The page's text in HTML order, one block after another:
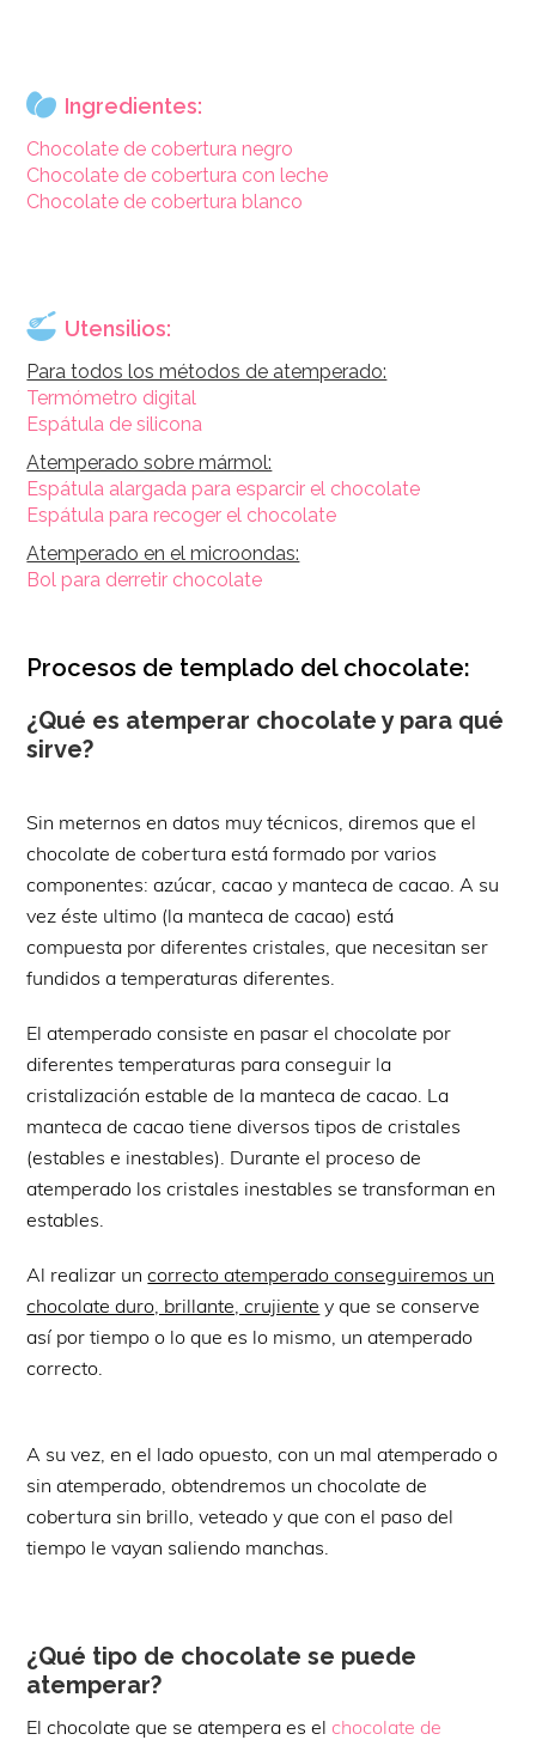
Ingredientes:
Chocolate de cobertura negro
Chocolate de cobertura con leche
Chocolate de cobertura blanco
Utensilios:
Para todos los métodos de atemperado:
Termómetro digital
Espátula de silicona
Atemperado sobre mármol:
Espátula alargada para esparcir el chocolate
Espátula para recoger el chocolate
Atemperado en el microondas:
Bol para derretir chocolate
Procesos de templado del chocolate:
¿Qué es atemperar chocolate y para qué
sirve?
Sin meternos en datos muy técnicos, diremos que el
chocolate de cobertura está formado por varios
componentes: azúcar, cacao y manteca de cacao. A su
vez éste ultimo (la manteca de cacao) está
compuesta por diferentes cristales, que necesitan ser
fundidos a temperaturas diferentes.
El atemperado consiste en pasar el chocolate por
diferentes temperaturas para conseguir la
cristalización estable de la manteca de cacao. La
manteca de cacao tiene diversos tipos de cristales
(estables e inestables). Durante el proceso de
atemperado los cristales inestables se transforman en
estables.
Al realizar uncorrecto atemperado conseguiremos un
chocolate duro, brillante, crujiente y que se conserve
así por tiempo o lo que es lo mismo, un atemperado
correcto.
A su vez, en el lado opuesto, con un mal atemperado o
sin atemperado, obtendremos un chocolate de
cobertura sin brillo, veteado y que con el paso del
tiempo le vayan saliendo manchas.
¿Qué tipo de chocolate se puede
atemperar?
El chocolate que se atempera es el chocolate de